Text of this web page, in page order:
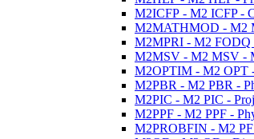
M2ICFP - M2 ICFP -
M2MATHMOD - M2
M2MPRI - M2 FODQ
M2MSV - M2 MSV -
M2OPTIM - M2 OPT
M2PBR - M2 PBR -
M2PIC - M2 PIC -
M2PPF - M2 PPF -
M2PROBFIN - M2 PF